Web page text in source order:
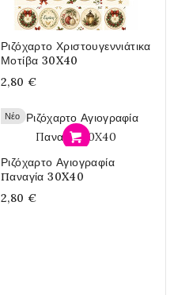
Ριζόχαρτο Χριστουγεννιάτικα
Μοτίβα 30X40
2,80 €
Νέο
Ριζόχαρτο Αγιογραφία
Παναγία 30X40
2,80 €